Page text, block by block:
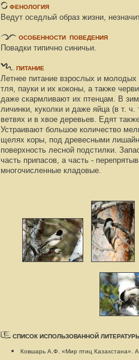
ФЕНОЛОГИЯ
Ведут оседлый образ жизни,
ОСОБЕННОСТИ ПОВЕДЕНИЯ
Повадки типично синичьи.
ПИТАНИЕ
Летнее питание взрослых и
тля, пауки и их коконы, а также
даже скармливают их птенцам. В
личинки, куколки и даже яйца (в т.
ветвях и в хвое деревьев. Едят
Устраивают большое количество
щелях коры, под древесными
поверхность лесной подстилки.
часть припасов, а часть -
многочисленные кладовые.
СПИСОК ИСПОЛЬЗОВАННОЙ
Ковшарь А.Ф. «Мир птиц Казахстана».